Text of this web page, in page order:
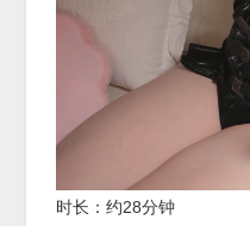
时长：约28分钟